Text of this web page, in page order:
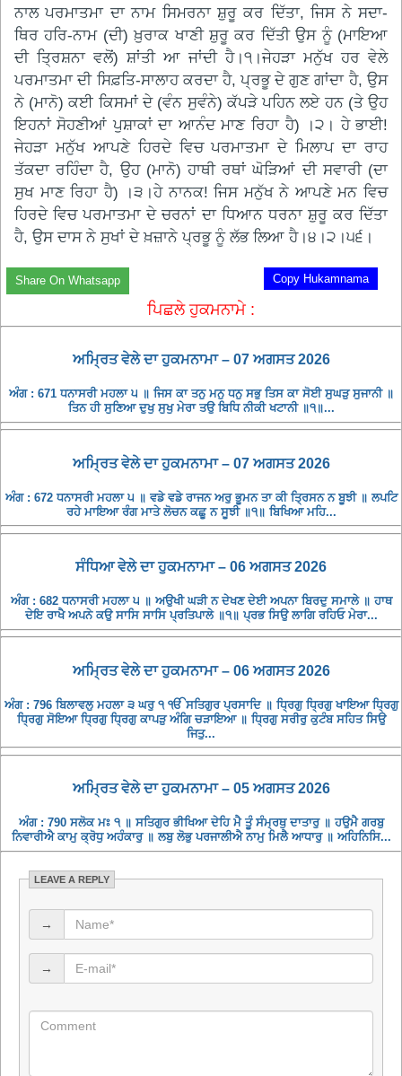
ਨਾਲ ਪਰਮਾਤਮਾ ਦਾ ਨਾਮ ਸਿਮਰਨਾ ਸ਼ੁਰੂ ਕਰ ਦਿੱਤਾ, ਜਿਸ ਨੇ ਸਦਾ-
ਥਿਰ ਹਰਿ-ਨਾਮ (ਦੀ) ਖ਼ੁਰਾਕ ਖਾਣੀ ਸ਼ੁਰੂ ਕਰ ਦਿੱਤੀ ਉਸ ਨੂੰ (ਮਾਇਆ
ਦੀ ਤ੍ਰਿਸ਼ਨਾ ਵਲੋਂ) ਸ਼ਾਂਤੀ ਆ ਜਾਂਦੀ ਹੈ।੧।ਜੇਹੜਾ ਮਨੁੱਖ ਹਰ ਵੇਲੇ
ਪਰਮਾਤਮਾ ਦੀ ਸਿਫ਼ਤਿ-ਸਾਲਾਹ ਕਰਦਾ ਹੈ, ਪ੍ਰਭੂ ਦੇ ਗੁਣ ਗਾਂਦਾ ਹੈ, ਉਸ
ਨੇ (ਮਾਨੋ) ਕਈ ਕਿਸਮਾਂ ਦੇ (ਵੰਨ ਸੁਵੰਨੇ) ਕੱਪੜੇ ਪਹਿਨ ਲਏ ਹਨ (ਤੇ ਉਹ
ਇਹਨਾਂ ਸੋਹਣੀਆਂ ਪੁਸ਼ਾਕਾਂ ਦਾ ਆਨੰਦ ਮਾਣ ਰਿਹਾ ਹੈ) ।੨। ਹੇ ਭਾਈ!
ਜੇਹੜਾ ਮਨੁੱਖ ਆਪਣੇ ਹਿਰਦੇ ਵਿਚ ਪਰਮਾਤਮਾ ਦੇ ਮਿਲਾਪ ਦਾ ਰਾਹ
ਤੱਕਦਾ ਰਹਿੰਦਾ ਹੈ, ਉਹ (ਮਾਨੋ) ਹਾਥੀ ਰਥਾਂ ਘੋੜਿਆਂ ਦੀ ਸਵਾਰੀ (ਦਾ
ਸੁਖ ਮਾਣ ਰਿਹਾ ਹੈ) ।੩।ਹੇ ਨਾਨਕ! ਜਿਸ ਮਨੁੱਖ ਨੇ ਆਪਣੇ ਮਨ ਵਿਚ
ਹਿਰਦੇ ਵਿਚ ਪਰਮਾਤਮਾ ਦੇ ਚਰਨਾਂ ਦਾ ਧਿਆਨ ਧਰਨਾ ਸ਼ੁਰੂ ਕਰ ਦਿੱਤਾ
ਹੈ, ਉਸ ਦਾਸ ਨੇ ਸੁਖਾਂ ਦੇ ਖ਼ਜ਼ਾਨੇ ਪ੍ਰਭੂ ਨੂੰ ਲੱਭ ਲਿਆ ਹੈ।੪।੨।੫੬।
Copy Hukamnama
Share On Whatsapp
ਪਿਛਲੇ ਹੁਕਮਨਾਮੇ :
ਅਮ੍ਰਿਤ ਵੇਲੇ ਦਾ ਹੁਕਮਨਾਮਾ – 07 ਅਗਸਤ 2026
ਅੰਗ : 671 ਧਨਾਸਰੀ ਮਹਲਾ ੫ ॥ ਜਿਸ ਕਾ ਤਨੁ ਮਨੁ ਧਨੁ ਸਭੁ ਤਿਸ ਕਾ ਸੋਈ ਸੁਘੜੁ ਸੁਜਾਨੀ ॥
ਤਿਨ ਹੀ ਸੁਣਿਆ ਦੁਖੁ ਸੁਖੁ ਮੇਰਾ ਤਉ ਬਿਧਿ ਨੀਕੀ ਖਟਾਨੀ ॥੧॥...
ਅਮ੍ਰਿਤ ਵੇਲੇ ਦਾ ਹੁਕਮਨਾਮਾ – 07 ਅਗਸਤ 2026
ਅੰਗ : 672 ਧਨਾਸਰੀ ਮਹਲਾ ੫ ॥ ਵਡੇ ਵਡੇ ਰਾਜਨ ਅਰੁ ਭੂਮਨ ਤਾ ਕੀ ਤ੍ਰਿਸਨ ਨ ਬੂਝੀ ॥ ਲਪਟਿ
ਰਹੇ ਮਾਇਆ ਰੰਗ ਮਾਤੇ ਲੋਚਨ ਕਛੂ ਨ ਸੂਝੀ ॥੧॥ ਬਿਖਿਆ ਮਹਿ...
ਸੰਧਿਆ ਵੇਲੇ ਦਾ ਹੁਕਮਨਾਮਾ – 06 ਅਗਸਤ 2026
ਅੰਗ : 682 ਧਨਾਸਰੀ ਮਹਲਾ ੫ ॥ ਅਉਖੀ ਘੜੀ ਨ ਦੇਖਣ ਦੇਈ ਅਪਨਾ ਬਿਰਦੁ ਸਮਾਲੇ ॥ ਹਾਥ
ਦੇਇ ਰਾਖੈ ਅਪਨੇ ਕਉ ਸਾਸਿ ਸਾਸਿ ਪ੍ਰਤਿਪਾਲੇ ॥੧॥ ਪ੍ਰਭ ਸਿਉ ਲਾਗਿ ਰਹਿਓ ਮੇਰਾ...
ਅਮ੍ਰਿਤ ਵੇਲੇ ਦਾ ਹੁਕਮਨਾਮਾ – 06 ਅਗਸਤ 2026
ਅੰਗ : 796 ਬਿਲਾਵਲੁ ਮਹਲਾ ੩ ਘਰੁ ੧ ੴ ਸਤਿਗੁਰ ਪ੍ਰਸਾਦਿ ॥ ਧ੍ਰਿਗੁ ਧ੍ਰਿਗੁ ਖਾਇਆ ਧ੍ਰਿਗੁ
ਧ੍ਰਿਗੁ ਸੋਇਆ ਧ੍ਰਿਗੁ ਧ੍ਰਿਗੁ ਕਾਪੜੁ ਅੰਗਿ ਚੜਾਇਆ ॥ ਧ੍ਰਿਗੁ ਸਰੀਰੁ ਕੁਟੰਬ ਸਹਿਤ ਸਿਉ
ਜਿਤੁ...
ਅਮ੍ਰਿਤ ਵੇਲੇ ਦਾ ਹੁਕਮਨਾਮਾ – 05 ਅਗਸਤ 2026
ਅੰਗ : 790 ਸਲੋਕ ਮਃ ੧ ॥ ਸਤਿਗੁਰ ਭੀਖਿਆ ਦੇਹਿ ਮੈ ਤੂੰ ਸੰਮ੍ਰਥੁ ਦਾਤਾਰੁ ॥ ਹਉਮੈ ਗਰਬੁ
ਨਿਵਾਰੀਐ ਕਾਮੁ ਕ੍ਰੋਧੁ ਅਹੰਕਾਰੁ ॥ ਲਬੁ ਲੋਭੁ ਪਰਜਾਲੀਐ ਨਾਮੁ ਮਿਲੈ ਆਧਾਰੁ ॥ ਅਹਿਨਿਸਿ...
LEAVE A REPLY
→
→